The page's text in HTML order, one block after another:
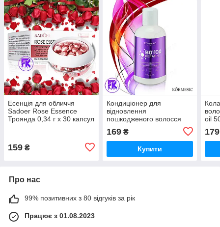
Есенція для обличчя
Sadoer Rose Essence
Троянда 0,34 г х 30 капсул
159 ₴
Кондиціонер для
відновлення
пошкодженого волосся
KORMESIC BOTOX Keratin
280 г
169₴
Купити
oil
179
Про нас
99% позитивних з 80 відгуків за рік
Працює з 01.08.2023